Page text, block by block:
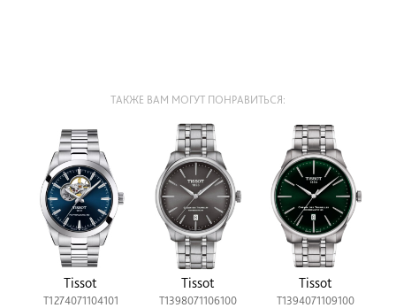
ТАКЖЕ ВАМ МОГУТ ПОНРАВИТЬСЯ:
Tissot
T1274071104101
Tissot
T1398071106100
Tissot
T1394071109100